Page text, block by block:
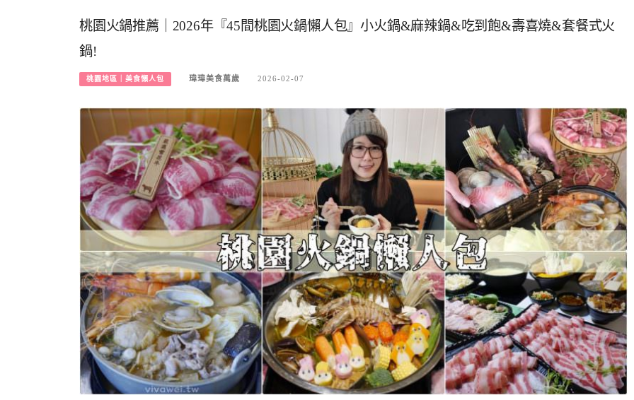
桃園火鍋推薦｜2026年『45間桃園火鍋懶人包』小火鍋&麻辣鍋&吃到飽&壽喜燒&套餐式火
鍋!
桃園地區｜美食懶人包 瑋瑋美食萬歲 2026-02-07